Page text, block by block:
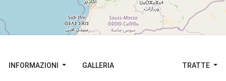
INFORMAZIONI GALLERIA TRATTE